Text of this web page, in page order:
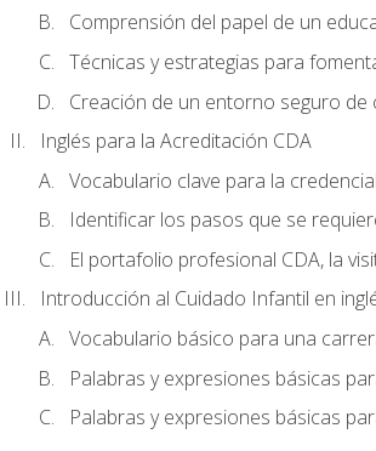
Comprensión del papel de un
Técnicas y estrategias para
Creación de un entorno seguro
Inglés para la Acreditación CDA
Vocabulario clave para la
Identificar los pasos que se
El portafolio profesional CDA, la
Introducción al Cuidado Infantil en
Vocabulario básico para una
Palabras y expresiones básicas
Palabras y expresiones básicas